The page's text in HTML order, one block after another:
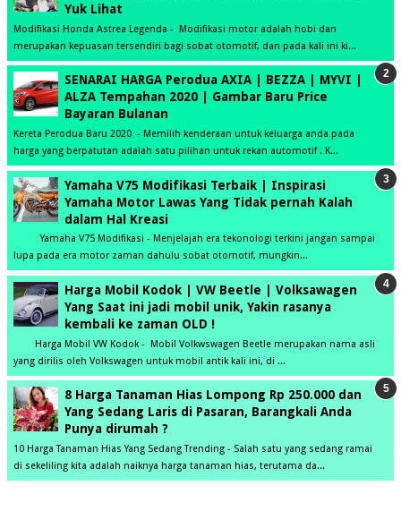
Yuk Lihat
Modifikasi Honda Astrea Legenda - Modifikasi motor adalah hobi dan
merupakan kepuasan tersendiri bagi sobat otomotif, dan pada kali ini ki...
SENARAI HARGA Perodua AXIA | BEZZA | MYVI |
ALZA Tempahan 2020 | Gambar Baru Price
Bayaran Bulanan
Kereta Perodua Baru 2020 - Memilih kenderaan untuk keluarga anda pada
harga yang berpatutan adalah satu pilihan untuk rekan automotif . K...
Yamaha V75 Modifikasi Terbaik | Inspirasi
Yamaha Motor Lawas Yang Tidak pernah Kalah
dalam Hal Kreasi
Yamaha V75 Modifikasi - Menjelajah era tekonologi terkini jangan sampai
lupa pada era motor zaman dahulu sobat otomotif, mungkin...
Harga Mobil Kodok | VW Beetle | Volksawagen
Yang Saat ini jadi mobil unik, Yakin rasanya
kembali ke zaman OLD !
Harga Mobil VW Kodok - Mobil Volkwswagen Beetle merupakan nama asli
yang dirilis oleh Volkswagen untuk mobil antik kali ini, di ...
8 Harga Tanaman Hias Lompong Rp 250.000 dan
Yang Sedang Laris di Pasaran, Barangkali Anda
Punya dirumah ?
10 Harga Tanaman Hias Yang Sedang Trending - Salah satu yang sedang ramai
di sekeliling kita adalah naiknya harga tanaman hias, terutama da...